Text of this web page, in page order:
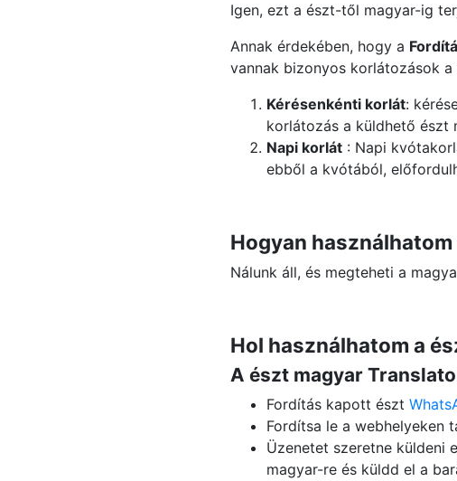
Igen, ezt a észt-től magyar-ig
Annak érdekében, hogy a
vannak bizonyos korlátozások a
Kérésenkénti korlát:
korlátozás a küldhető észt
Napi korlát : Napi
ebből a kvótából,
Hogyan
Nálunk áll, és megteheti a
Hol használhatom a
A észt magyar
Fordítás kapott észt
Fordítsa le a webhelyeken
Üzenetet szeretne küldeni
magyar-re és küldd el a